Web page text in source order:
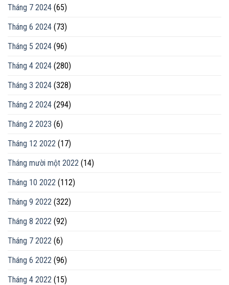
Tháng 7 2024 (65)
Tháng 6 2024 (73)
Tháng 5 2024 (96)
Tháng 4 2024 (280)
Tháng 3 2024 (328)
Tháng 2 2024 (294)
Tháng 2 2023 (6)
Tháng 12 2022 (17)
Tháng mười một 2022 (14)
Tháng 10 2022 (112)
Tháng 9 2022 (322)
Tháng 8 2022 (92)
Tháng 7 2022 (6)
Tháng 6 2022 (96)
Tháng 4 2022 (15)